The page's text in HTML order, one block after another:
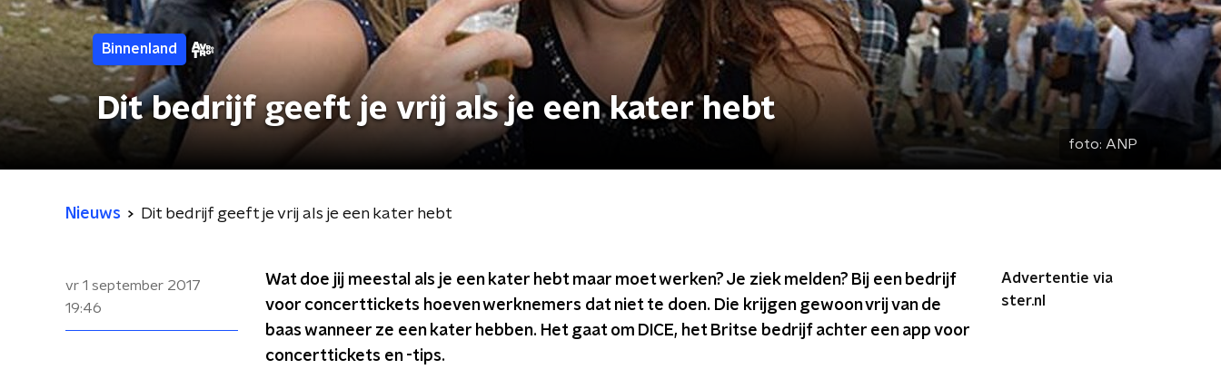
Binnenland
Dit bedrijf geeft je vrij als je een kater hebt
foto: ANP
Nieuws Dit bedrijf geeft je vrij als je een kater hebt
vr 1 september 2017
19:46
Wat doe jij meestal als je een kater hebt maar moet werken? Je ziek melden? Bij een bedrijf
voor concerttickets hoeven werknemers dat niet te doen. Die krijgen gewoon vrij van de
baas wanneer ze een kater hebben. Het gaat om DICE, het Britse bedrijf achter een app voor
concerttickets en -tips.
Advertentie via
ster.nl